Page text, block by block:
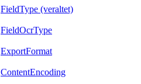
FieldType (veraltet)
FieldOcrType
ExportFormat
ContentEncoding